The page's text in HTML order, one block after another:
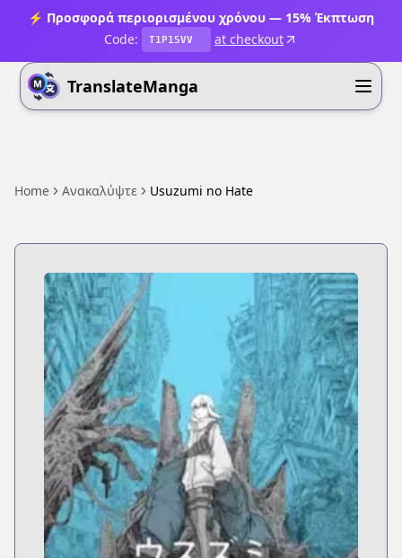
⚡ Προσφορά περιορισμένου χρόνου — 15% Έκπτωση
Code:
T1P15VV at checkout
TranslateManga
Home Ανακαλύψτε Usuzumi no Hate